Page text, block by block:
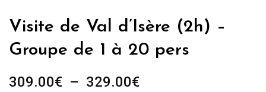
Visite de Val d’Isère (2h) –
Groupe de 1 à 20 pers
309.00€ – 329.00€Plage